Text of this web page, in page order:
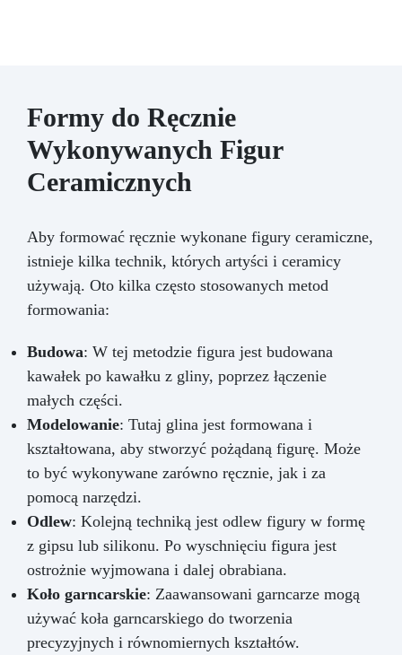
Formy do Ręcznie
Wykonywanych Figur
Ceramicznych
Aby formować ręcznie wykonane figury ceramiczne,
istnieje kilka technik, których artyści i ceramicy
używają. Oto kilka często stosowanych metod
formowania:
Budowa: W tej metodzie figura jest budowana
kawałek po kawałku z gliny, poprzez łączenie
małych części.
Modelowanie: Tutaj glina jest formowana i
kształtowana, aby stworzyć pożądaną figurę. Może
to być wykonywane zarówno ręcznie, jak i za
pomocą narzędzi.
Odlew: Kolejną techniką jest odlew figury w formę
z gipsu lub silikonu. Po wyschnięciu figura jest
ostrożnie wyjmowana i dalej obrabiana.
Koło garncarskie: Zaawansowani garncarze mogą
używać koła garncarskiego do tworzenia
precyzyjnych i równomiernych kształtów.